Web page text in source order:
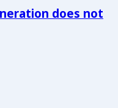
does not